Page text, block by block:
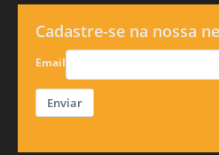
Cadastre-se na nossa
Email
Enviar